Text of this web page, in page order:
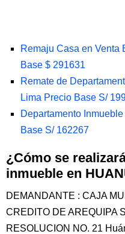
Remaju Casa en Venta
Base $ 291631
Remate de
Lima Precio Base S/
Departamento
Base S/ 162267
¿Cómo se
inmueble en
DEMANDANTE : CAJA
CREDITO DE AREQUIPA
RESOLUCION NO. 21